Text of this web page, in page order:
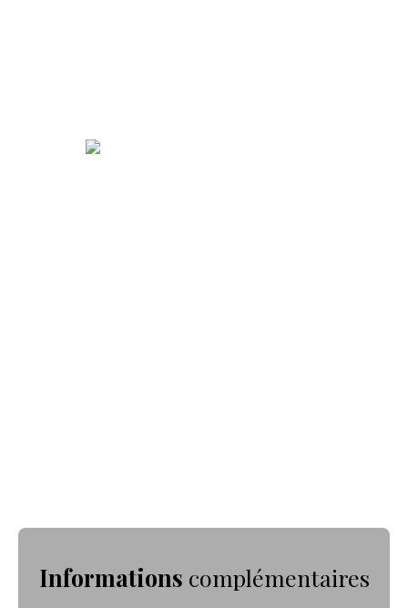
Informations complémentaires